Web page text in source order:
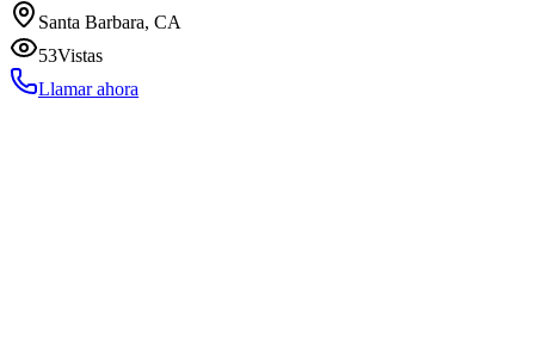
Santa Barbara, CA
53Vistas
Llamar ahora